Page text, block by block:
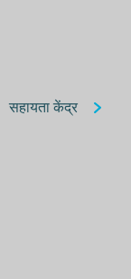
सहायता केंद्र